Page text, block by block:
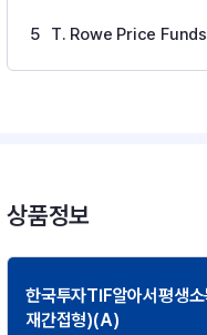
5
상품정보
한국투자TIF알아서평생
재간접형)(A)